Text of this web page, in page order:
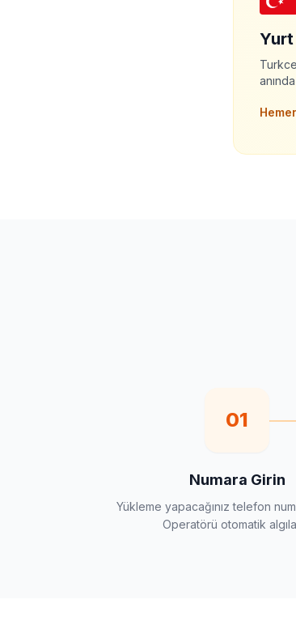
01
Numara Girin
Yükleme yapacağınız telefon
Operatörü otomatik